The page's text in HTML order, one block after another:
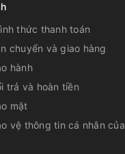
thức thanh toán
chuyển và giao hàng
hành
trả và hoàn tiền
mật
vệ thông tin cá nhân của